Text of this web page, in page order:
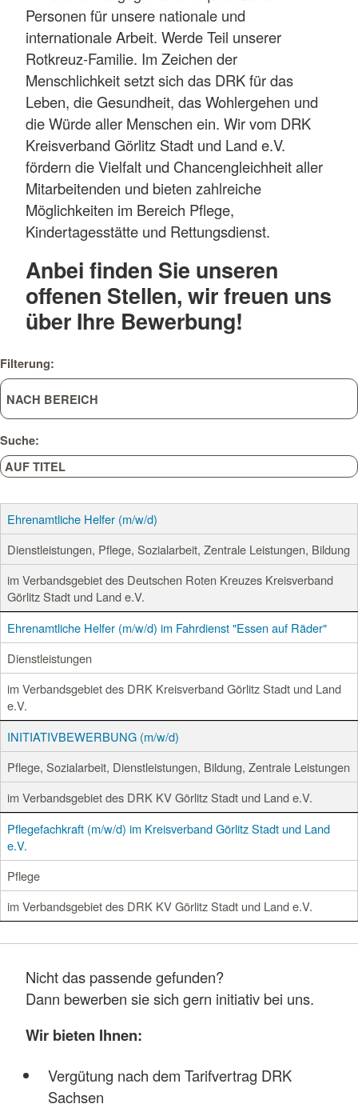
Personen für unsere nationale und
internationale Arbeit. Werde Teil unserer
Rotkreuz-Familie. Im Zeichen der
Menschlichkeit setzt sich das DRK für das
Leben, die Gesundheit, das Wohlergehen und
die Würde aller Menschen ein. Wir vom DRK
Kreisverband Görlitz Stadt und Land e.V.
fördern die Vielfalt und Chancengleichheit aller
Mitarbeitenden und bieten zahlreiche
Möglichkeiten im Bereich Pflege,
Kindertagesstätte und Rettungsdienst.
Anbei finden Sie unseren
offenen Stellen, wir freuen uns
über Ihre Bewerbung!
Filterung:
Suche:
Ehrenamtliche Helfer (m/w/d)
Dienstleistungen, Pflege, Sozialarbeit, Zentrale Leistungen, Bildung
im Verbandsgebiet des Deutschen Roten Kreuzes Kreisverband
Görlitz Stadt und Land e.V.
Ehrenamtliche Helfer (m/w/d) im Fahrdienst "Essen auf Räder"
Dienstleistungen
im Verbandsgebiet des DRK Kreisverband Görlitz Stadt und Land
e.V.
INITIATIVBEWERBUNG (m/w/d)
Pflege, Sozialarbeit, Dienstleistungen, Bildung, Zentrale Leistungen
im Verbandsgebiet des DRK KV Görlitz Stadt und Land e.V.
Pflegefachkraft (m/w/d) im Kreisverband Görlitz Stadt und Land
e.V.
Pflege
im Verbandsgebiet des DRK KV Görlitz Stadt und Land e.V.
Nicht das passende gefunden?
Dann bewerben sie sich gern initiativ bei uns.
Wir bieten Ihnen:
Vergütung nach dem Tarifvertrag DRK
Sachsen